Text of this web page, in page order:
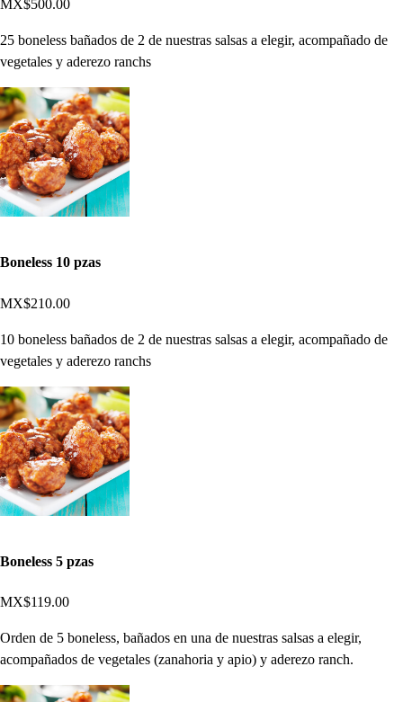
MX$500.00
25 boneless bañados de 2 de nuestras salsas a elegir, acompañado de
vegetales y aderezo ranchs
Boneless 10 pzas
MX$210.00
10 boneless bañados de 2 de nuestras salsas a elegir, acompañado de
vegetales y aderezo ranchs
Boneless 5 pzas
MX$119.00
Orden de 5 boneless, bañados en una de nuestras salsas a elegir,
acompañados de vegetales (zanahoria y apio) y aderezo ranch.